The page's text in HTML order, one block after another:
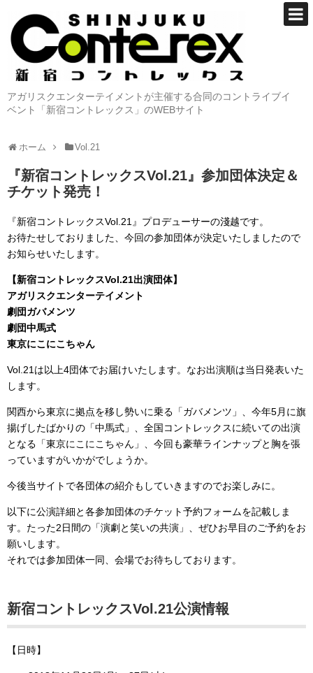
アガリスクエンターテイメントが主催する合同のコントライブイ
ベント「新宿コントレックス」のWEBサイト
ホーム Vol.21
『新宿コントレックスVol.21』参加団体決定＆
チケット発売！
『新宿コントレックスVol.21』プロデューサーの淺越です。
お待たせしておりました、今回の参加団体が決定いたしましたので
お知らせいたします。
【新宿コントレックスVol.21出演団体】
アガリスクエンターテイメント
劇団ガバメンツ
劇団中馬式
東京にこにこちゃん
Vol.21は以上4団体でお届けいたします。なお出演順は当日発表いた
します。
関西から東京に拠点を移し勢いに乗る「ガバメンツ」、今年5月に旗
揚げしたばかりの「中馬式」、全国コントレックスに続いての出演
となる「東京にこにこちゃん」、今回も豪華ラインナップと胸を張
っていますがいかがでしょうか。
今後当サイトで各団体の紹介もしていきますのでお楽しみに。
以下に公演詳細と各参加団体のチケット予約フォームを記載しま
す。たった2日間の「演劇と笑いの共演」、ぜひお早目のご予約をお
願いします。
それでは参加団体一同、会場でお待ちしております。
新宿コントレックスVol.21公演情報
【日時】